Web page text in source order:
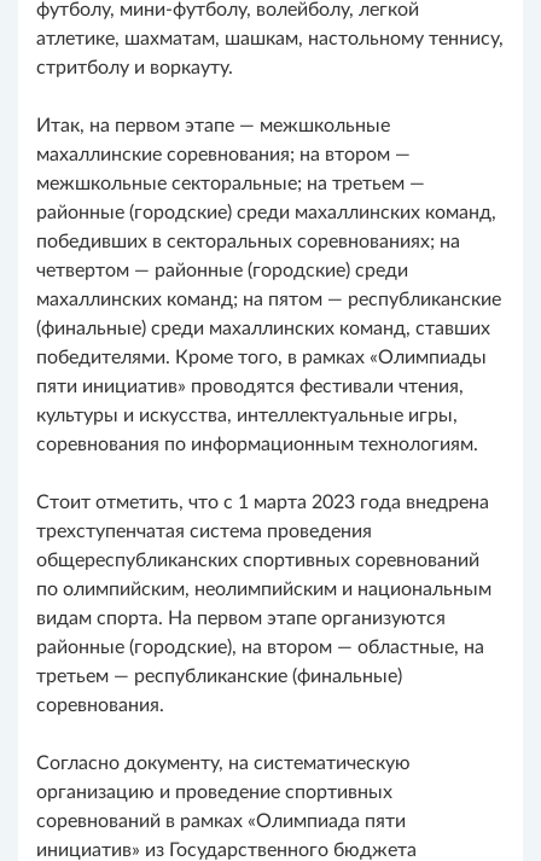
футболу, мини-футболу, волейболу, легкой
атлетике, шахматам, шашкам, настольному теннису,
стритболу и воркауту.
Итак, на первом этапе — межшкольные
махаллинские соревнования; на втором —
межшкольные секторальные; на третьем —
районные (городские) среди махаллинских команд,
победивших в секторальных соревнованиях; на
четвертом — районные (городские) среди
махаллинских команд; на пятом — республиканские
(финальные) среди махаллинских команд, ставших
победителями. Кроме того, в рамках «Олимпиады
пяти инициатив» проводятся фестивали чтения,
культуры и искусства, интеллектуальные игры,
соревнования по информационным технологиям.
Стоит отметить, что с 1 марта 2023 года внедрена
трехступенчатая система проведения
общереспубликанских спортивных соревнований
по олимпийским, неолимпийским и национальным
видам спорта. На первом этапе организуются
районные (городские), на втором — областные, на
третьем — республиканские (финальные)
соревнования.
Согласно документу, на систематическую
организацию и проведение спортивных
соревнований в рамках «Олимпиада пяти
инициатив» из Государственного бюджета